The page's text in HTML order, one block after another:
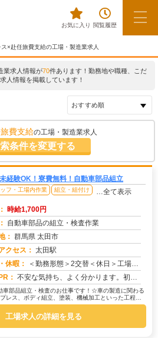
お気に入り 閲覧履歴
ス×赴任旅費支給の工場・製造業求人
業求人情報が70件あります！勤務地や職種、こだ
人情報を掲載しています！
費支給の工場・製造業求人
条件を変更する
経験OK！寮費無料！自動車部品組立
フ・工場内作業 組立・組付け …全て表示
時給1,700円
自動車部品の組立・検査作業
： 群馬県 太田市
クセス： 太田駅
休暇：
＜勤務形態＞2交替＜休日＞工場カレンダーによる/長期休暇/GW /夏季/ 年末年始
： 不安な気持ち、よく分かります。初めての仕事、初めての場所…でも大丈夫！☆未経験者多数活躍中！☆経験やスキルは一切問...
車部品組立・検査のお仕事です！☆車の製造に関わる
ス、ボディ組立、塗装、機械加工といった工程で
工場求人の詳細を見る